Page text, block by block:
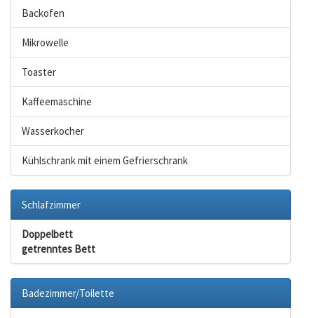
Backofen
Mikrowelle
Toaster
Kaffeemaschine
Wasserkocher
Kühlschrank mit einem Gefrierschrank
Schlafzimmer
Doppelbett
getrenntes Bett
Badezimmer/Toilette